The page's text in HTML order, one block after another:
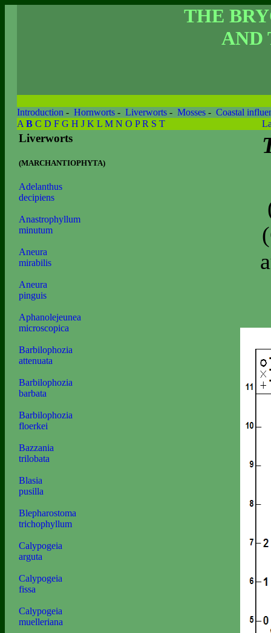
THE
AND
Introduction - Hornworts - Liverworts - Mosses - Coastal
A B C D F G H J K L M N O P R S T
Liverworts
(MARCHANTIOPHYTA)
Adelanthus
decipiens
Anastrophyllum
minutum
Aneura
mirabilis
Aneura
pinguis
Aphanolejeunea
microscopica
Barbilophozia
attenuata
Barbilophozia
barbata
Barbilophozia
floerkei
Bazzania
trilobata
Blasia
pusilla
Blepharostoma
trichophyllum
Calypogeia
arguta
Calypogeia
fissa
Calypogeia
muelleriana